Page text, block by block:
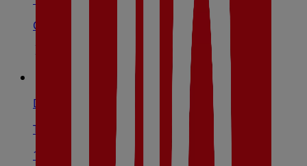
Cerrado
Dia
Travesía Andalucía, 2-4, Ermua
10.4 km